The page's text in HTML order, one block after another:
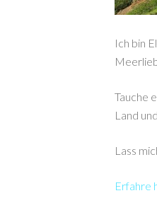
Ich bin
Tauche
Land
Lass
Erfahre